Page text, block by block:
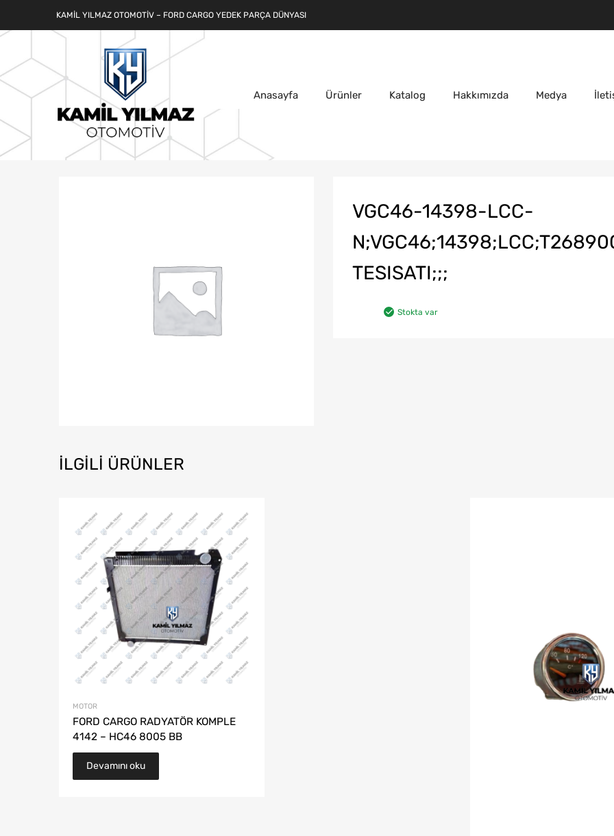
KAMIL YILMAZ OTOMOTIV – FORD CARGO YEDEK PARÇA DÜNYASI
Anasayfa Ürünler Katalog Hakkımızda Medya
VGC46-14398-LCC-
TESISATI;;;
Stokta var
İLGILI ÜRÜNLER
MOTOR
FORD CARGO RADYATÖR KOMPLE
4142 – HC46 8005 BB
Devamını oku